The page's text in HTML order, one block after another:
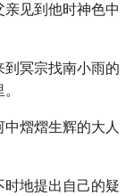
见到他时神色中
冥宗找南小雨的
熠熠生辉的大人
地提出自己的疑